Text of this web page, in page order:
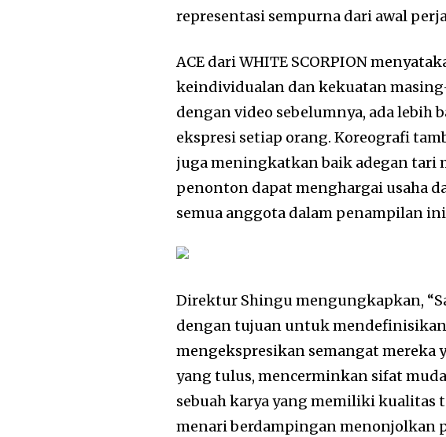
representasi sempurna dari awal
ACE dari WHITE SCORPION
keindividualan dan kekuatan
dengan video sebelumnya, ada
ekspresi setiap orang. Koreografi
juga meningkatkan baik adegan tari
penonton dapat menghargai usaha
semua anggota dalam penampilan
Direktur Shingu mengungkapkan,
dengan tujuan untuk mendefinisikan
mengekspresikan semangat mereka
yang tulus, mencerminkan sifat
sebuah karya yang memiliki kualitas
menari berdampingan menonjolkan